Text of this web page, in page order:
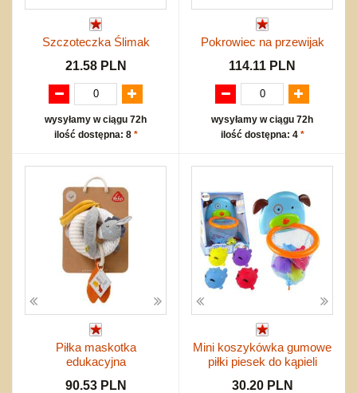
Szczoteczka Ślimak
21.58 PLN
wysyłamy w ciągu 72h
ilość dostępna: 8 *
Pokrowiec na przewijak
114.11 PLN
wysyłamy w ciągu 72h
ilość dostępna: 4 *
Piłka maskotka
edukacyjna
90.53 PLN
Mini koszykówka gumowe
piłki piesek do kąpieli
30.20 PLN